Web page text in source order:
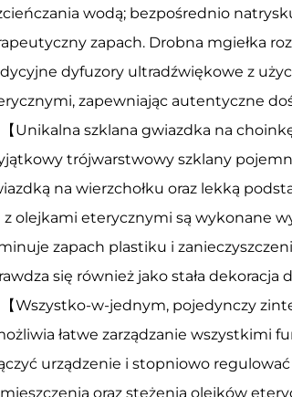
wodą; bezpośrednio
zapach. Drobna mgiełka
dyfuzory ultradźwiękowe z
zapewniając autentyczne
【Unikalna szklana gwiazdka na
trójwarstwowy szklany
na wierzchołku oraz lekką
z olejkami eterycznymi są wykonane
zapach plastiku i
się również jako stała dekoracja
【Wszystko-w-jednym, pojedynczy
łatwe zarządzanie wszystkimi
urządzenie i stopniowo
oraz stężenia olejków